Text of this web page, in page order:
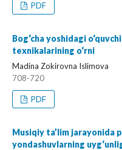
PDF
Bog‘cha yoshidagi
texnikalarining o‘rni
Madina Zokirovna Islimova
708-720
PDF
Musiqiy ta’lim jarayonida
yondashuvlarning